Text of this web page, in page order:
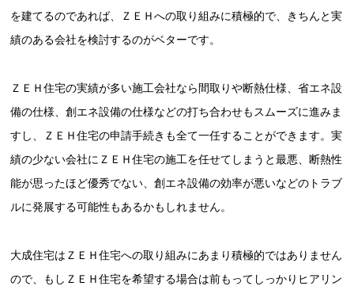
を建てるのであれば、ＺＥＨへの取り組みに積極的で、きちんと実
績のある会社を検討するのがベターです。
ＺＥＨ住宅の実績が多い施工会社なら間取りや断熱仕様、省エネ設
備の仕様、創エネ設備の仕様などの打ち合わせもスムーズに進みま
すし、ＺＥＨ住宅の申請手続きも全て一任することができます。実
績の少ない会社にＺＥＨ住宅の施工を任せてしまうと最悪、断熱性
能が思ったほど優秀でない、創エネ設備の効率が悪いなどのトラブ
ルに発展する可能性もあるかもしれません。
大成住宅はＺＥＨ住宅への取り組みにあまり積極的ではありません
ので、もしＺＥＨ住宅を希望する場合は前もってしっかりヒアリン